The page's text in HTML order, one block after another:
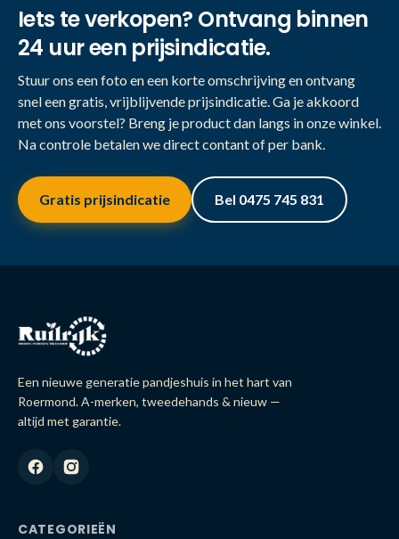
Iets te verkopen? Ontvang binnen
24 uur een prijsindicatie.
Stuur ons een foto en een korte omschrijving en ontvang
snel een gratis, vrijblijvende prijsindicatie. Ga je akkoord
met ons voorstel? Breng je product dan langs in onze winkel.
Na controle betalen we direct contant of per bank.
Gratis prijsindicatie Bel 0475 745 831
Een nieuwe generatie pandjeshuis in het hart van
Roermond. A-merken, tweedehands & nieuw —
altijd met garantie.
CATEGORIEËN